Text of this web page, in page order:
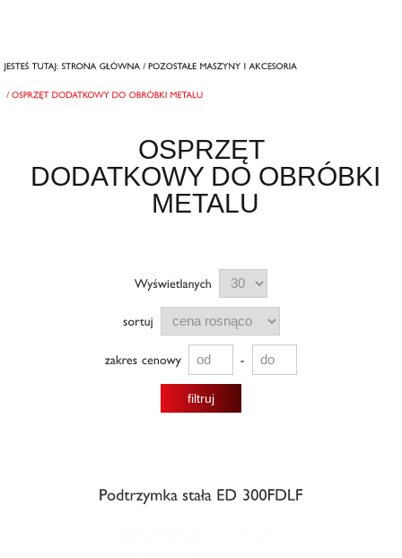
OSPRZĘT
DODATKOWY DO OBRÓBKI
METALU
filtruj